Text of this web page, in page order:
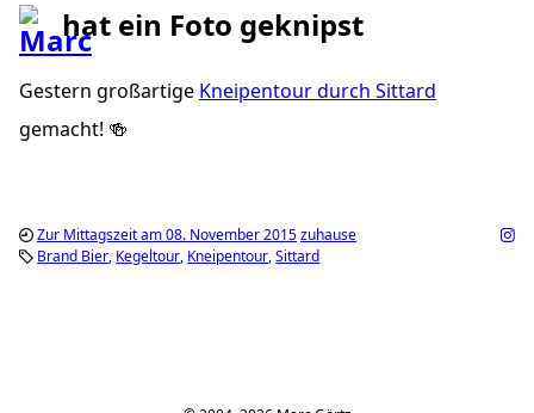
hat ein Foto geknipst
Gestern großartige Kneipentour durch Sittard
gemacht! 🍻
Zur Mittagszeit am 08. November 2015zuhause
Brand Bier Kegeltour Kneipentour Sittard